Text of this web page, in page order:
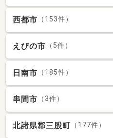
西都市 （153件）
えびの市 （5件）
日南市 （185件）
串間市 （3件）
北諸県郡三股町 （177件）